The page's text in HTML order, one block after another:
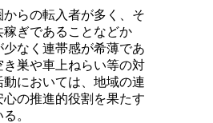
らの転入者が多く、そ
ぎであることなどか
なく連帯感が希薄であ
き巣や車上ねらい等の対
においては、地域の連
の推進的役割を果たす
。